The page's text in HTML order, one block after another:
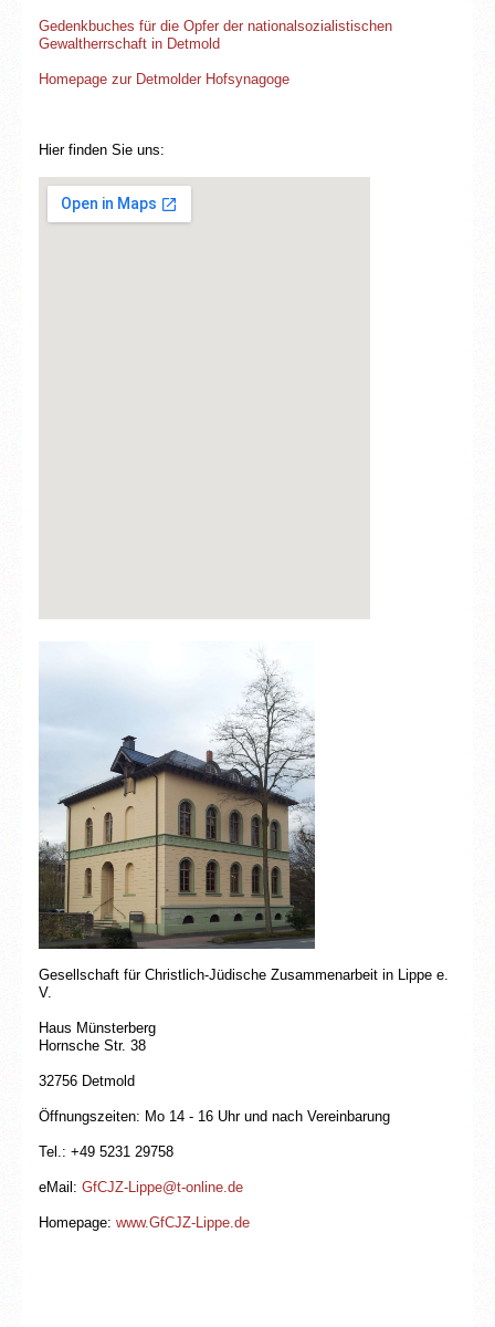
Gedenkbuches für die Opfer der nationalsozialistischen
Gewaltherrschaft in Detmold
Homepage zur Detmolder Hofsynagoge
Hier finden Sie uns:
Gesellschaft für Christlich-Jüdische Zusammenarbeit in Lippe e.
V.
Haus Münsterberg
Hornsche Str. 38
32756 Detmold
Öffnungszeiten: Mo 14 - 16 Uhr und nach Vereinbarung
Tel.: +49 5231 29758
eMail:GfCJZ-Lippe@t-online.de
Homepage:www.GfCJZ-Lippe.de